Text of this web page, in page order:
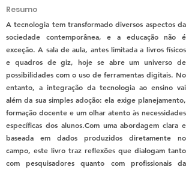
Resumo
A tecnologia tem transformado diversos aspectos da
sociedade contemporânea, e a educação não é
exceção. A sala de aula, antes limitada a livros físicos
e quadros de giz, hoje se abre um universo de
possibilidades com o uso de ferramentas digitais. No
entanto, a integração da tecnologia ao ensino vai
além da sua simples adoção: ela exige planejamento,
formação docente e um olhar atento às necessidades
específicas dos alunos.Com uma abordagem clara e
baseada em dados produzidos diretamente no
campo, este livro traz reflexões que dialogam tanto
com pesquisadores quanto com profissionais da